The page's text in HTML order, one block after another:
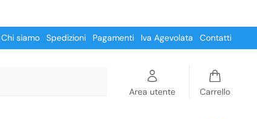
Chi siamo Spedizioni Pagamenti Iva Agevolata Contatti
Area utente Carrello